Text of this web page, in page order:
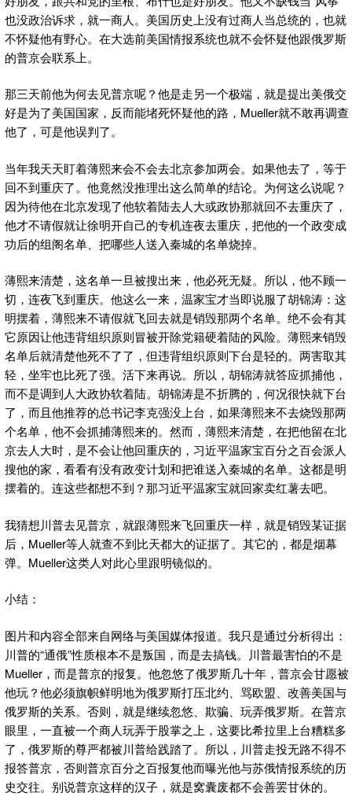
也没政治诉求，就一商人。美国历史上没有过商人当总统的，也就
不怀疑他有野心。在大选前美国情报系统也就不会怀疑他跟俄罗斯
的普京会联系上。
那三天前他为何去见普京呢？他是走另一个极端，就是提出美俄交
好是为了美国国家，反而能堵死怀疑他的路，Mueller就不敢再调查
他了，可是他误判了。
当年我天天盯着薄熙来会不会去北京参加两会。如果他去了，等于
回不到重庆了。他竟然没推理出这么简单的结论。为何这么说呢？
因为待他在北京发现了他软着陆去人大或政协那就回不去重庆了，
他才不请假就让徐明开自己的专机连夜去重庆，把他的一个政变成
功后的组阁名单、把哪些人送入秦城的名单烧掉。
薄熙来清楚，这名单一旦被搜出来，他必死无疑。所以，他不顾一
切，连夜飞到重庆。他这么一来，温家宝才当即说服了胡锦涛：这
明摆着，薄熙来不请假就飞回去就是销毁那两个名单。绝不会有其
它原因让他违背组织原则冒被开除党籍硬着陆的风险。薄熙来销毁
名单后就清楚他死不了了，但违背组织原则下台是轻的。两害取其
轻，坐牢也比死了强。活下来再说。所以，胡锦涛就答应抓捕他，
而不是调到人大政协软着陆。胡锦涛是不折腾的，何况很快就下台
了，而且他推荐的总书记李克强没上台，如果薄熙来不去烧毁那两
个名单，他不会抓捕薄熙来的。然而，薄熙来清楚，在把他留在北
京去人大时，是不会让他回重庆的，习近平温家宝百分之百会派人
搜他的家，看看有没有政变计划和把谁送入秦城的名单。这都是明
摆着的。连这些都想不到？那习近平温家宝就回家卖红薯去吧。
我猜想川普去见普京，就跟薄熙来飞回重庆一样，就是销毁某证据
后，Mueller等人就查不到比天都大的证据了。其它的，都是烟幕
弹。Mueller这类人对此心里跟明镜似的。
小结：
图片和内容全部来自网络与美国媒体报道。我只是通过分析得出：
川普的“通俄”性质根本不是叛国，而是去搞钱。川普最害怕的不是
Mueller，而是普京的报复。他忽悠了俄罗斯几十年，普京会甘愿被
他玩？他必须旗帜鲜明地为俄罗斯打压北约、骂欧盟、改善美国与
俄罗斯的关系。否则，就是继续忽悠、欺骗、玩弄俄罗斯。在普京
眼里，一直被一个商人玩弄于股掌之上，这要比希拉里上台糟糕多
了，俄罗斯的尊严都被川普给践踏了。所以，川普走投无路不得不
报答普京，否则普京百分之百报复他而曝光他与苏俄情报系统的历
史交往。别说普京这样的汉子，就是窝囊废都不会善罢甘休的。